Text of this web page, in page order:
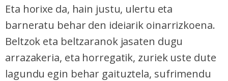
Eta horixe da, hain justu, ulertu eta
barneratu behar den ideiarik oinarrizkoena.
Beltzok eta beltzaranok jasaten dugu
arrazakeria, eta horregatik, zuriek uste dute
lagundu egin behar gaituztela, sufrimendu